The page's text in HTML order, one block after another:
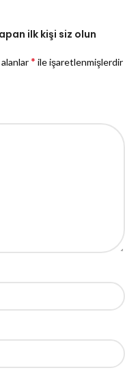
ilk kişi siz olun
* ile işaretlenmişlerdir